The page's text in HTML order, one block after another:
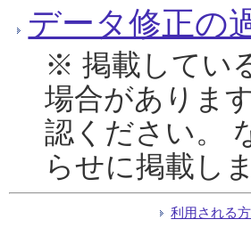
データ修正の
※ 掲載してい
場合がありま
認ください。
らせに掲載しま
利用される